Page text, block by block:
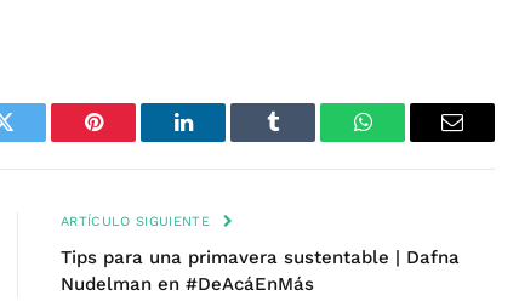
Twitter Pinterest LinkedIn Tumblr WhatsAppEmail
ARTÍCULO SIGUIENTE
Tips para una primavera sustentable | Dafna
Nudelman en #DeAcáEnMás